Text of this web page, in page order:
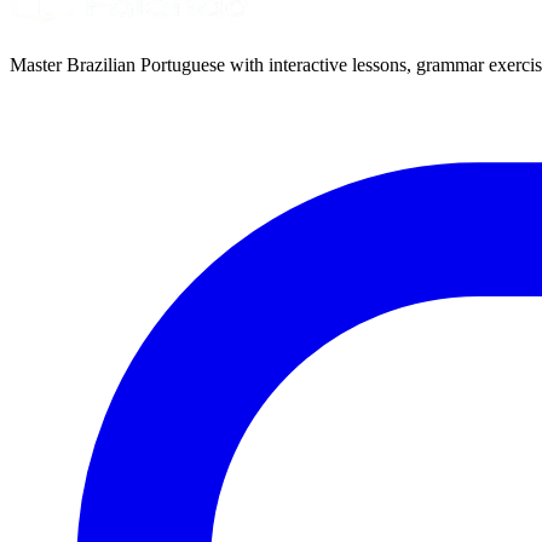
Master Brazilian Portuguese with interactive lessons, grammar